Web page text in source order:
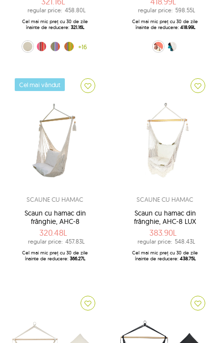
regular price: 458.80L
Cel mai mic preț cu 30 de zile
înainte de reducere: 321.16L
ecru (209)Lava (218)
curcubeu (239)
Amelie (256)
+16
regular price: 598.55L
Cel mai mic preț cu 30 de zile
înainte de reducere: 418.99L
Salmon (12)
albastru-ecru (209b)
Cel mai vândut
SCAUNE CU HAMAC
Scaun cu hamac din
frânghie, AHC-8
320.48L
regular price: 457.83L
Cel mai mic preț cu 30 de zile
înainte de reducere: 366.27L
SCAUNE CU HAMAC
Scaun cu hamac din
frânghie, AHC-8 LUX
383.90L
regular price: 548.43L
Cel mai mic preț cu 30 de zile
înainte de reducere: 438.75L